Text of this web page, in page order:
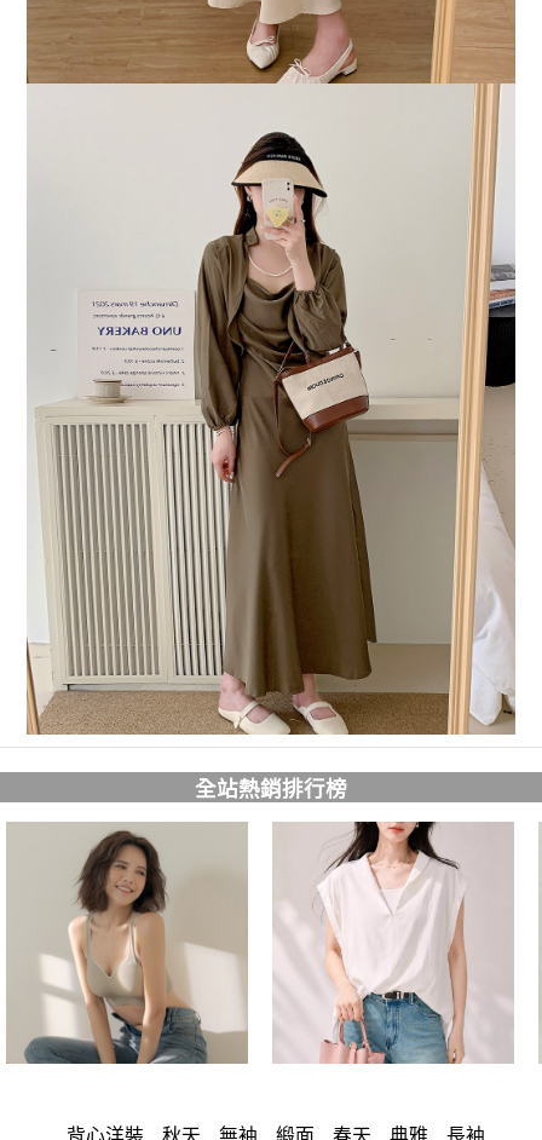
全站熱銷排行榜
背心洋裝 秋天 無袖 緞面 春天 典雅 長袖